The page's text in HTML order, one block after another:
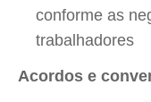
conforme as
trabalhadores
Acordos e